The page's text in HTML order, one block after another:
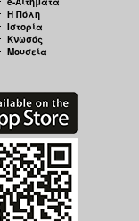
Η Πόλη
Ιστορία
Κνωσός
Μουσεία